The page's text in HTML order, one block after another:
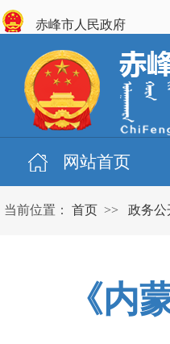
赤峰市人民政府
网站首页
当前位置： 首页 >> 政务公
《内